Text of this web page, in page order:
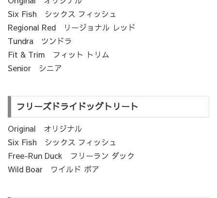
Six Fish シックス フィッシュ
Regional Red リージョナル レッド
Tundra ツンドラ
Fit & Trim フィット トリム
Senior シニア
フリーズドライドッグトリート
Original オリジナル
Six Fish シックス フィッシュ
Free-Run Duck フリーラン ダック
Wild Boar ワイルド ボア